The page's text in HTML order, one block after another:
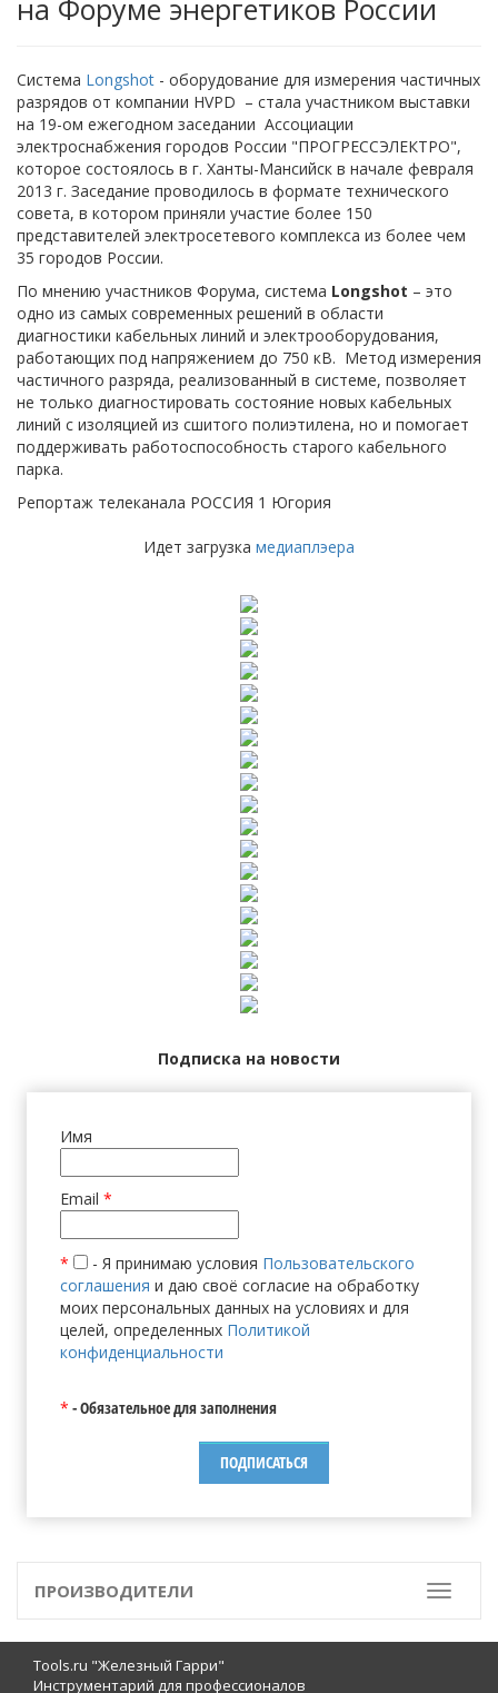
на Форуме энергетиков России
Система Longshot - оборудование для измерения частичных
разрядов от компании HVPD – стала участником выставки
на 19-ом ежегодном заседании Ассоциации
электроснабжения городов России "ПРОГРЕССЭЛЕКТРО",
которое состоялось в г. Ханты-Мансийск в начале февраля
2013 г. Заседание проводилось в формате технического
совета, в котором приняли участие более 150
представителей электросетевого комплекса из более чем
35 городов России.
По мнению участников Форума, система Longshot – это
одно из самых современных решений в области
диагностики кабельных линий и электрооборудования,
работающих под напряжением до 750 кВ. Метод измерения
частичного разряда, реализованный в системе, позволяет
не только диагностировать состояние новых кабельных
линий с изоляцией из сшитого полиэтилена, но и помогает
поддерживать работоспособность старого кабельного
парка.
Репортаж телеканала РОССИЯ 1 Югория
Идет загрузка медиаплэера
Подписка на новости
Имя
Email *
* - Я принимаю условия Пользовательского
соглашения и даю своё согласие на обработку
моих персональных данных на условиях и для
целей, определенных Политикой
конфиденциальности
* - Обязательное для заполнения
Toggle
ПРОИЗВОДИТЕЛИ
Tools.ru "Железный Гарри"
Инструментарий для профессионалов